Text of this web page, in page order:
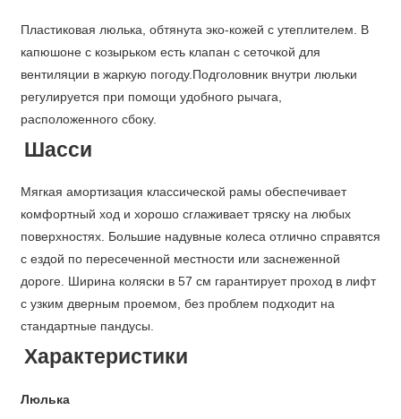
Пластиковая люлька, обтянута эко-кожей с утеплителем. В
капюшоне с козырьком есть клапан с сеточкой для
вентиляции в жаркую погоду.Подголовник внутри люльки
регулируется при помощи удобного рычага,
расположенного сбоку.
Шасси
Мягкая амортизация классической рамы обеспечивает
комфортный ход и хорошо сглаживает тряску на любых
поверхностях. Большие надувные колеса отлично справятся
с ездой по пересеченной местности или заснеженной
дороге. Ширина коляски в 57 см гарантирует проход в лифт
с узким дверным проемом, без проблем подходит на
стандартные пандусы.
Характеристики
Люлька